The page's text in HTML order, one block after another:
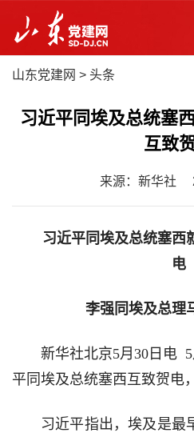
山东党建网 > 头条
习近平同埃及总统塞
互致
来源：新华社
习近平同埃及总统塞西
电
李强同埃及总理
新华社北京5月30日电
平同埃及总统塞西互致贺电
习近平指出，埃及是最